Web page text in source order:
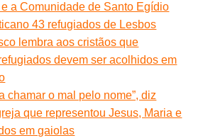
a Comunidade de Santo Egídio
43 refugiados de Lesbos
lembra aos cristãos que
devem ser acolhidos em
chamar o mal pelo nome”, diz
que representou Jesus, Maria e
em gaiolas